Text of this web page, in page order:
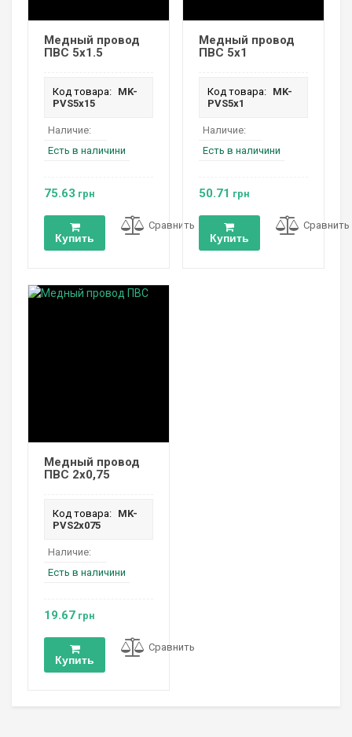
Медный провод
ПВС 5х1.5
Код товара: MK-
PVS5х15
Наличие:
Есть в наличини
75.63 грн
Купить
Сравнить
Медный провод
ПВС 5х1
Код товара:
MK-
PVS5х1
Наличие:
Есть в наличини
50.71 грн
Купить
Сравнить
Медный провод
ПВС 2х0,75
Код товара: MK-
PVS2х075
Наличие:
Есть в наличини
19.67 грн
Купить
Сравнить